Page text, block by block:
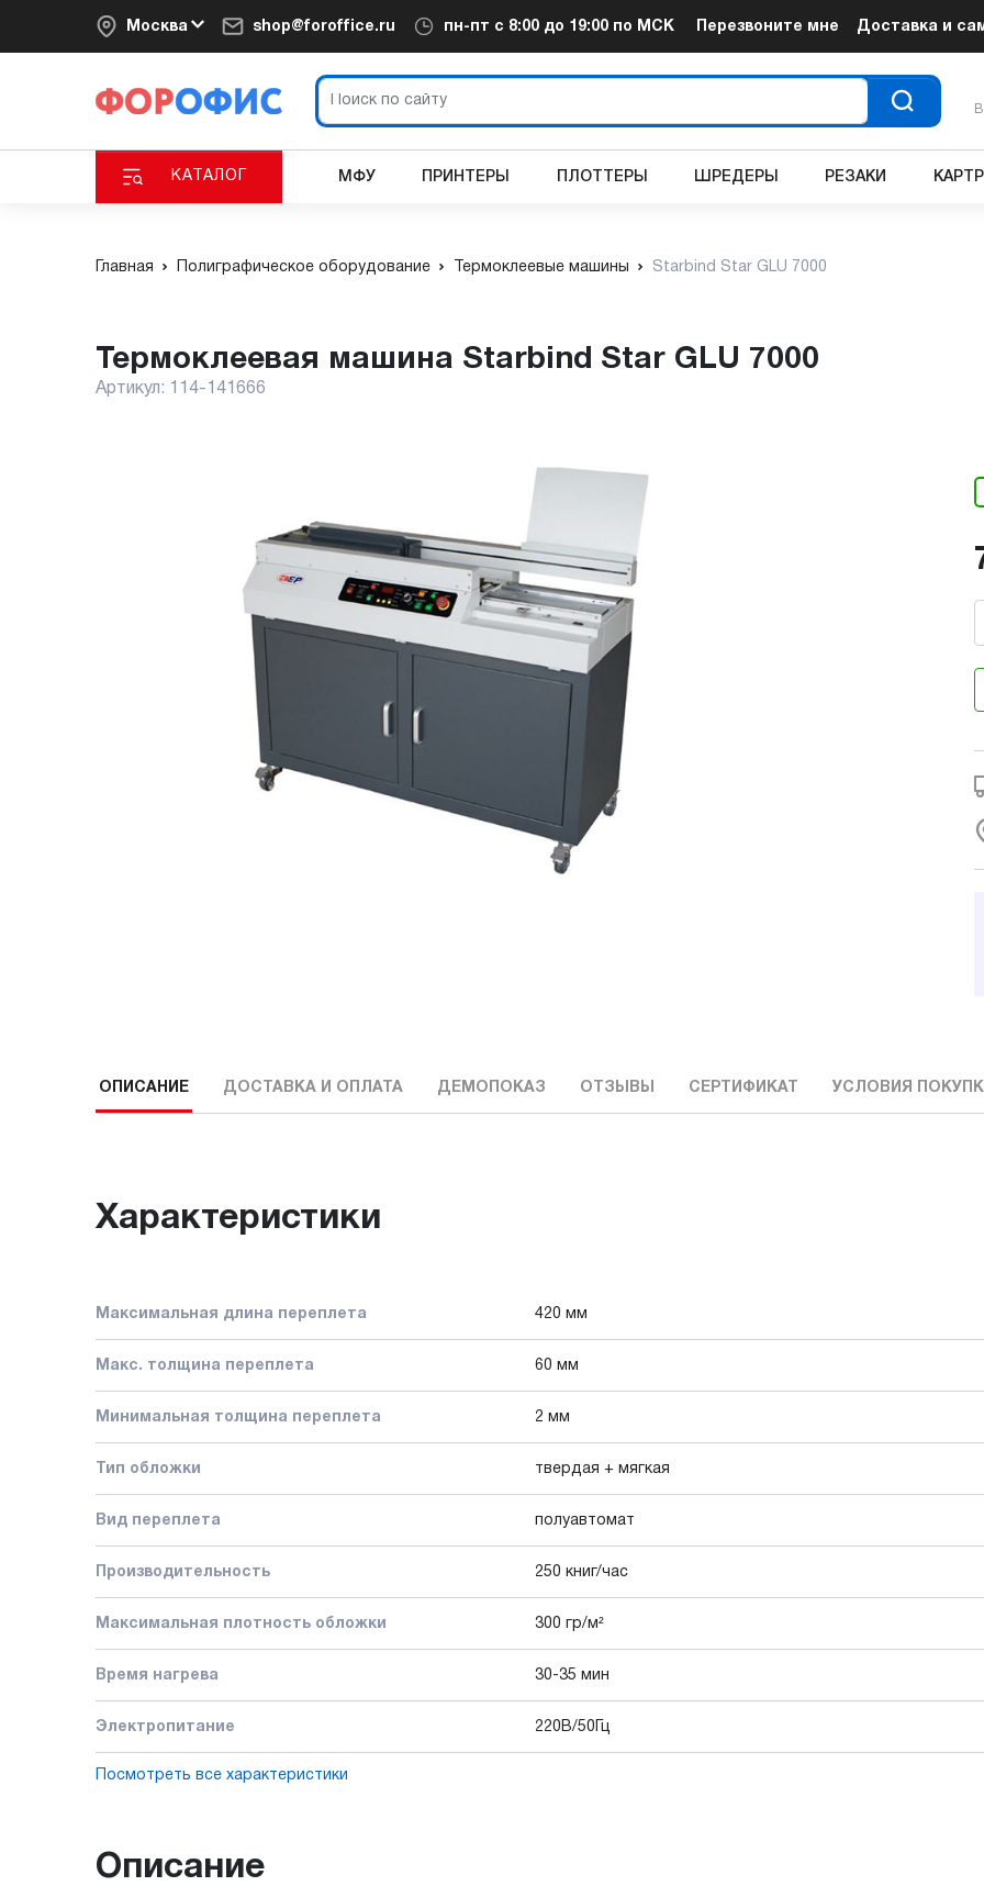
Москва shop@foroffice.ru пн-пт с 8:00 до 19:00 по МСК Перезвоните мне Доставка и
КАТАЛОГ МФУ ПРИНТЕРЫ ПЛОТТЕРЫ ШРЕДЕРЫ РЕЗАКИ
Главная Полиграфическое оборудование Термоклеевые машины Starbind Star GLU 7000
Термоклеевая машина Starbind Star GLU 7000
Артикул: 114-141666
ОПИСАНИЕ ДОСТАВКА И ОПЛАТА ДЕМОПОКАЗ ОТЗЫВЫ СЕРТИФИКАТ УСЛОВИЯ
Характеристики
Максимальная длина переплета 420 мм
Макс. толщина переплета 60 мм
Минимальная толщина переплета 2 мм
Тип обложки твердая + мягкая
Вид переплета полуавтомат
Производительность 250 книг/час
Максимальная плотность обложки 300 гр/м²
Время нагрева 30-35 мин
Электропитание 220В/50Гц
Посмотреть все характеристики
Описание